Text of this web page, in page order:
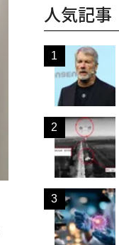
人気記事